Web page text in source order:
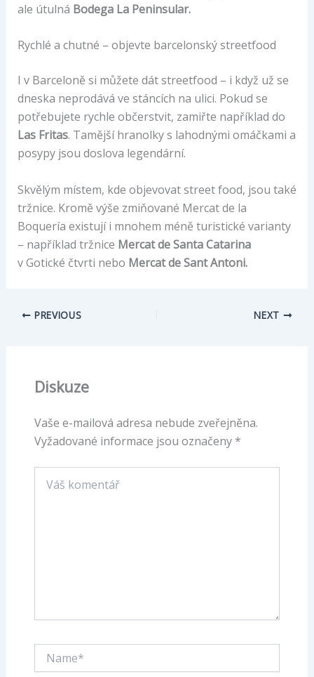
ale útulná Bodega La Peninsular.
Rychlé a chutné – objevte barcelonský streetfood
I v Barceloně si můžete dát streetfood – i když už se
dneska neprodává ve stáncích na ulici. Pokud se
potřebujete rychle občerstvit, zamiřte například do
Las Fritas. Tamější hranolky s lahodnými omáčkami a
posypy jsou doslova legendární.
Skvělým místem, kde objevovat street food, jsou také
tržnice. Kromě výše zmiňované Mercat de la
Boquería existují i mnohem méně turistické varianty
– například tržnice Mercat de Santa Catarina
v Gotické čtvrti nebo Mercat de Sant Antoni.
PREVIOUS NEXT
Diskuze
Vaše e-mailová adresa nebude zveřejněna.
Vyžadované informace jsou označeny *
komentář